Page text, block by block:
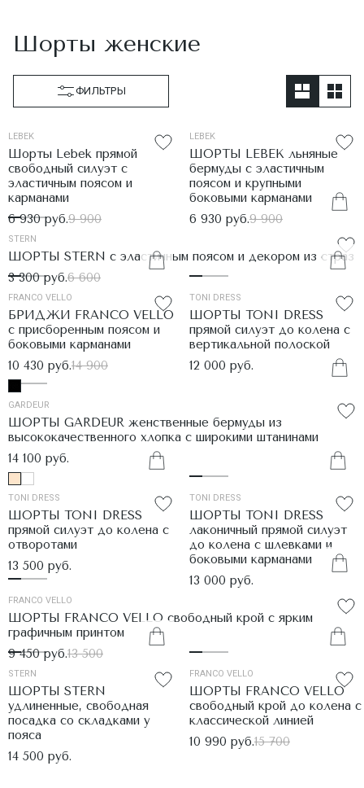
Шорты женские
ФИЛЬТРЫ
LEBEK
Шорты Lebek прямой
свободный силуэт с
эластичным поясом и
карманами
6 930 руб.9 900
LEBEK
ШОРТЫ LEBEK льняные
бермуды с эластичным
поясом и крупными
боковыми карманами
6 930 руб.9 900
STERN
ШОРТЫ STERN с эластичным поясом и декором из страз
3 300 руб.6 600
FRANCO VELLO
БРИДЖИ FRANCO VELLO
с присборенным поясом и
боковыми карманами
10 430 руб.14 900
TONI DRESS
ШОРТЫ TONI DRESS
прямой силуэт до колена с
вертикальной полоской
12 000 руб.
GARDEUR
ШОРТЫ GARDEUR женственные бермуды из
высококачественного хлопка с широкими штанинами
14 100 руб.
TONI DRESS
ШОРТЫ TONI DRESS
прямой силуэт до колена с
отворотами
13 500 руб.
TONI DRESS
ШОРТЫ TONI DRESS
лаконичный прямой силуэт
до колена с шлевками и
боковыми карманами
13 000 руб.
FRANCO VELLO
ШОРТЫ FRANCO VELLO свободный крой с ярким
графичным принтом
9 450 руб.13 500
STERN
ШОРТЫ STERN
удлиненные, свободная
посадка со складками у
пояса
14 500 руб.
FRANCO VELLO
ШОРТЫ FRANCO VELLO
свободный крой до колена с
классической линией
10 990 руб.15 700